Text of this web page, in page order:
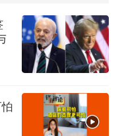
国乒女单全员告
美和竞争八强席位
路径：预计7日移入
发生大规模枪击事